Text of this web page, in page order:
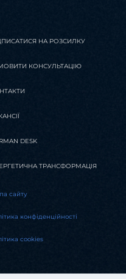
НА РОЗСИЛКУ
КОНСУЛЬТАЦІЮ
DESK
ТРАНСФОРМАЦІЯ
сайту
конфіденційності
cookies